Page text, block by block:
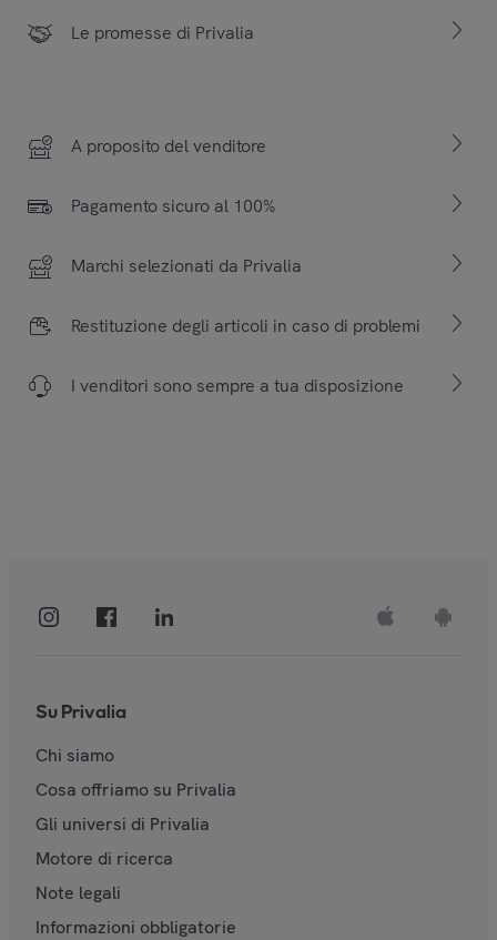
Le promesse di Privalia
A proposito del venditore
Pagamento sicuro al 100%
Marchi selezionati da Privalia
Restituzione degli articoli in caso di problemi
I venditori sono sempre a tua disposizione
Su Privalia
Chi siamo
Cosa offriamo su Privalia
Gli universi di Privalia
Motore di ricerca
Note legali
Informazioni obbligatorie